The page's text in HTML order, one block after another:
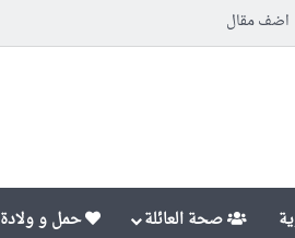
اضف مقال
صحة العائلة حمل و ولادة